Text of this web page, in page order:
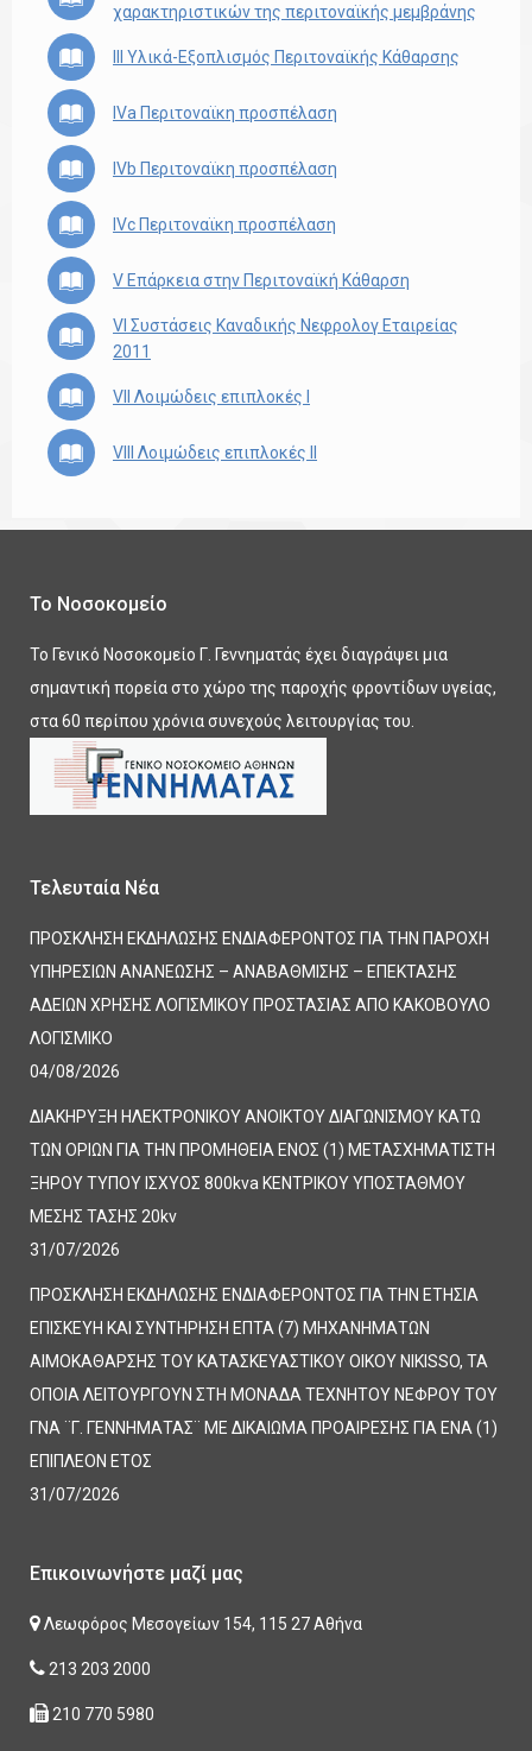
χαρακτηριστικών της περιτοναϊκής μεμβράνης
III Υλικά-Εξοπλισμός Περιτοναϊκής Κάθαρσης
IVa Περιτοναϊκη προσπέλαση
IVb Περιτοναϊκη προσπέλαση
IVc Περιτοναϊκη προσπέλαση
V Επάρκεια στην Περιτοναϊκή Κάθαρση
VI Συστάσεις Καναδικής Νεφρολογ Εταιρείας
2011
VII Λοιμώδεις επιπλοκές Ι
VIII Λοιμώδεις επιπλοκές ΙΙ
Το Νοσοκομείο
Το Γενικό Νοσοκομείο Γ. Γεννηματάς έχει διαγράψει μια
σημαντική πορεία στο χώρο της παροχής φροντίδων υγείας,
στα 60 περίπου χρόνια συνεχούς λειτουργίας του.
Τελευταία Νέα
ΠΡΟΣΚΛΗΣΗ ΕΚΔΗΛΩΣΗΣ ΕΝΔΙΑΦΕΡΟΝΤΟΣ ΓΙΑ ΤΗΝ ΠΑΡΟΧΗ
ΥΠΗΡΕΣΙΩΝ ΑΝΑΝΕΩΣΗΣ – ΑΝΑΒΑΘΜΙΣΗΣ – ΕΠΕΚΤΑΣΗΣ
ΑΔΕΙΩΝ ΧΡΗΣΗΣ ΛΟΓΙΣΜΙΚΟΥ ΠΡΟΣΤΑΣΙΑΣ ΑΠΟ ΚΑΚΟΒΟΥΛΟ
ΛΟΓΙΣΜΙΚΟ
04/08/2026
ΔΙΑΚΗΡΥΞΗ ΗΛΕΚΤΡΟΝΙΚΟΥ ΑΝΟΙΚΤΟΥ ΔΙΑΓΩΝΙΣΜΟΥ ΚΑΤΩ
ΤΩΝ ΟΡΙΩΝ ΓΙΑ ΤΗΝ ΠΡΟΜΗΘΕΙΑ ΕΝΟΣ (1) ΜΕΤΑΣΧΗΜΑΤΙΣΤΗ
ΞΗΡΟΥ ΤΥΠΟΥ ΙΣΧΥΟΣ 800kva ΚΕΝΤΡΙΚΟΥ ΥΠΟΣΤΑΘΜΟΥ
ΜΕΣΗΣ ΤΑΣΗΣ 20kv
31/07/2026
ΠΡΟΣΚΛΗΣΗ ΕΚΔΗΛΩΣΗΣ ΕΝΔΙΑΦΕΡΟΝΤΟΣ ΓΙΑ ΤΗΝ ΕΤΗΣΙΑ
ΕΠΙΣΚΕΥΗ ΚΑΙ ΣΥΝΤΗΡΗΣΗ ΕΠΤΑ (7) ΜΗΧΑΝΗΜΑΤΩΝ
ΑΙΜΟΚΑΘΑΡΣΗΣ ΤΟΥ ΚΑΤΑΣΚΕΥΑΣΤΙΚΟΥ ΟΙΚΟΥ NIKISSO, ΤΑ
ΟΠΟΙΑ ΛΕΙΤΟΥΡΓΟΥΝ ΣΤΗ ΜΟΝΑΔΑ ΤΕΧΝΗΤΟΥ ΝΕΦΡΟΥ ΤΟΥ
ΓΝΑ ¨Γ. ΓΕΝΝΗΜΑΤΑΣ¨ ΜΕ ΔΙΚΑΙΩΜΑ ΠΡΟΑΙΡΕΣΗΣ ΓΙΑ ΕΝΑ (1)
ΕΠΙΠΛΕΟΝ ΕΤΟΣ
31/07/2026
Επικοινωνήστε μαζί μας
Λεωφόρος Μεσογείων 154, 115 27 Αθήνα
213 203 2000
210 770 5980